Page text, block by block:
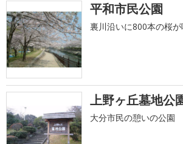
平和市民公園
裏川沿いに800本の桜が
上野ヶ丘墓地公
大分市民の憩いの公園